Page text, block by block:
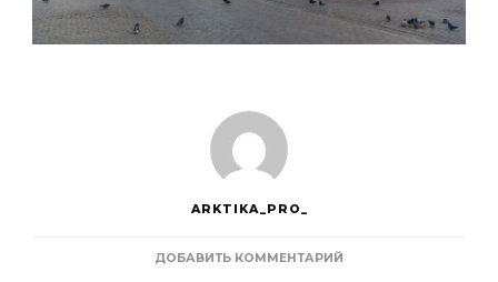
ARKTIKA_PRO_
ДОБАВИТЬ КОММЕНТАРИЙ